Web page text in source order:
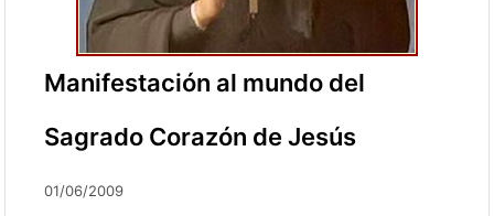
Manifestación al mundo del
Sagrado Corazón de Jesús
01/06/2009